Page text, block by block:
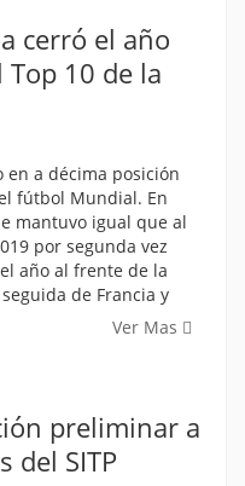
cerró el año
10 de la
en a décima posición
fútbol Mundial. En
mantuvo igual que al
por segunda vez
año al frente de la
de Francia y
Ver Mas
preliminar a
del SITP